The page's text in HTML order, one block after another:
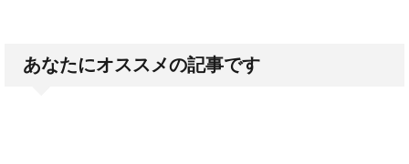
あなたにオススメの記事です